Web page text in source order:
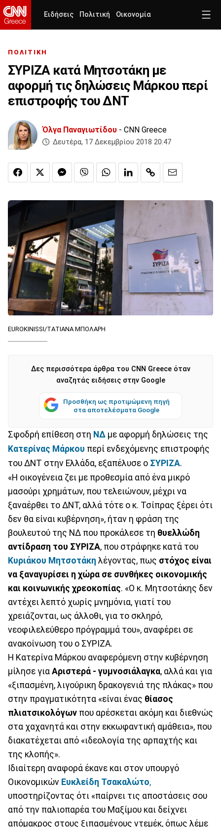
Ειδήσεις Πολιτική Οικονομία
ΠΟΛΙΤΙΚΗ
ΣΥΡΙΖΑ κατά Μητσοτάκη με
αφορμή τις δηλώσεις Μάρκου περί
επιστροφής του ΔΝΤ
Όλγα Παναγιωτίδου - CNN Greece
Δευτέρα, 17 Δεκεμβρίου 2018 20:47
EUROKINISSI/ΤΑΤΙΑΝΑ ΜΠΟΛΑΡΗ
Δες περισσότερα άρθρα του CNN Greece όταν
αναζητάς ειδήσεις στην Google
Προσθήκη ως προτιμώμενη πηγή
στα αποτελέσματα Google
Σφοδρή επίθεση στη ΝΔ με αφορμή δηλώσεις της
Κατερίνας Μάρκου περί ενδεχόμενης επιστροφής
του ΔΝΤ στην Ελλάδα, εξαπέλυσε ο ΣΥΡΙΖΑ.
«Η οικογένεια ζει με προθεσμία από ένα μικρό
μασούρι χρημάτων, που τελειώνουν, μέχρι να
ξαναέρθει το ΔΝΤ, αλλά τότε ο κ. Τσίπρας ξέρει ότι
δεν θα είναι κυβέρνηση», ήταν η φράση της
βουλευτού της ΝΔ που προκάλεσε τη θυελλώδη
αντίδραση του ΣΥΡΙΖΑ, που στράφηκε κατά του
Κυριάκου Μητσοτάκη λέγοντας, πως στόχος είναι
να ξαναγυρίσει η χώρα σε συνθήκες οικονομικής
και κοινωνικής χρεοκοπίας. «Ο κ. Μητσοτάκης δεν
αντέχει λεπτό χωρίς μνημόνια, γιατί του
χρειάζονται, ως άλλοθι, για το σκληρό,
νεοφιλελεύθερο πρόγραμμά του», αναφέρει σε
ανακοίνωση του ο ΣΥΡΙΖΑ.
Η Κατερίνα Μάρκου αναφερόμενη στην κυβέρνηση
μίλησε για Αριστερά - γυμνοσιάλαγκα, αλλά και για
«ξιπασμένη, λιγούρικη δρακογενιά της πλάκας» που
στην πραγματικότητα «είναι ένας θίασος
πλιατσικολόγων που αρέσκεται ακόμη και διεθνώς
στα χαχανητά και στην εκκωφαντική αμάθεια», που
διακατέχεται από «ιδεολογία της αρπαχτής και
της κλοπής».
Ιδιαίτερη αναφορά έκανε και στον υπουργό
Οικονομικών Ευκλείδη Τσακαλώτο,
υποστηρίζοντας ότι «παίρνει τις αποστάσεις σου
από την παλιοπαρέα του Μαξίμου και δείχνει
απόμακρος στους ξιπασμένους ντεμέκ, όπως λέμε